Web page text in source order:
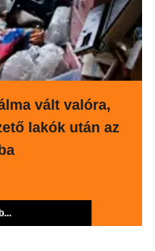
vált valóra,
lakók után az